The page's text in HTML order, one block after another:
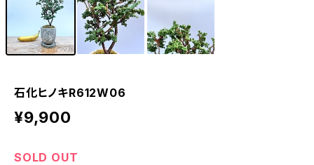
石化ヒノキR612W06
¥9,900
SOLD OUT